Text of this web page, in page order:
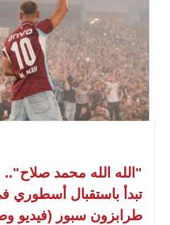
"الله الله محمد
تبدأ باستقبال أسطوري
طرابزون سبور (فيديو